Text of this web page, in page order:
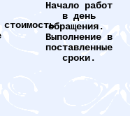
стоимость
Начало работ
в день
обращения.
Выполнение в
поставленные
сроки.